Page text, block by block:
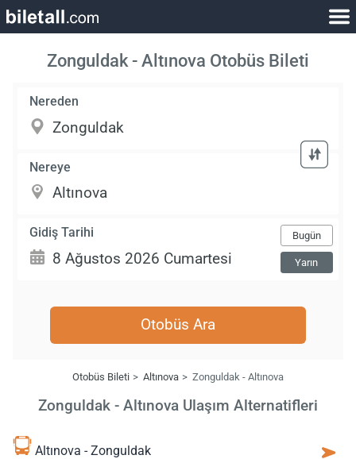
Zonguldak - Altınova Otobüs Bileti
Nereden
Nereye
Gidiş Tarihi Bugün
Yarın
Otobüs Ara
Otobüs Bileti Altınova Zonguldak - Altınova
Zonguldak - Altınova Ulaşım Alternatifleri
Altınova - Zonguldak